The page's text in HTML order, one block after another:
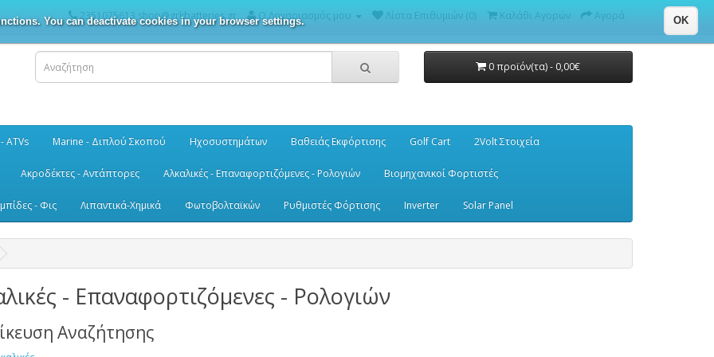
You can deactivate cookies in your browser settings. OK
2351075613 shop@grkbatteries.gr Ο Λογαριασμός μου Λίστα Επιθυμιών (0) Καλάθι Αγορών Αγορά
0 προϊόν(τα) - 0,00€
ATVs Marine - Διπλού Σκοπού Ηχοσυστημάτων Βαθειάς Εκφόρτισης Golf Cart 2Volt Στοιχεία
Ακροδέκτες - Αντάπτορες Αλκαλικές - Επαναφορτιζόμενες - Ρολογιών Βιομηχανικοί Φορτιστές
- Φις Λιπαντικά-Χημικά Φωτοβολταϊκών Ρυθμιστές Φόρτισης Inverter Solar Panel
- Επαναφορτιζόμενες - Ρολογιών
Αναζήτησης